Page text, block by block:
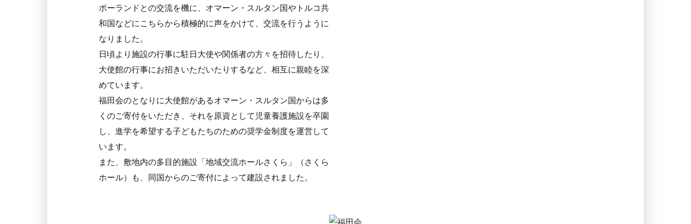
ポーランドとの交流を機に、オマーン・スルタン国やトルコ共
和国などにこちらから積極的に声をかけて、交流を行うように
なりました。
日頃より施設の行事に駐日大使や関係者の方々を招待したり、
大使館の行事にお招きいただいたりするなど、相互に親睦を深
めています。
福田会のとなりに大使館があるオマーン・スルタン国からは多
くのご寄付をいただき、それを原資として児童養護施設を卒園
し、進学を希望する子どもたちのための奨学金制度を運営して
います。
また、敷地内の多目的施設「地域交流ホールさくら」（さくら
ホール）も、同国からのご寄付によって建設されました。